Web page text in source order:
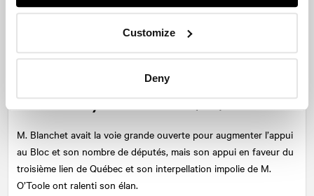
Customize
Deny
partagent les mêmes valeurs et priorités politiques qu’eux et que
le parti peut bien les représenter à Ottawa. Il s’agit d’une
Yves-François Blanchet (BQ)
M. Blanchet avait la voie grande ouverte pour augmenter l’appui
au Bloc et son nombre de députés, mais son appui en faveur du
troisième lien de Québec et son interpellation impolie de M.
O’Toole ont ralenti son élan.